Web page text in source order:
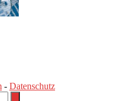
- Datenschutz